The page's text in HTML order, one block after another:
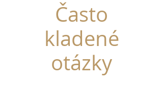
Často
kladené
otázky